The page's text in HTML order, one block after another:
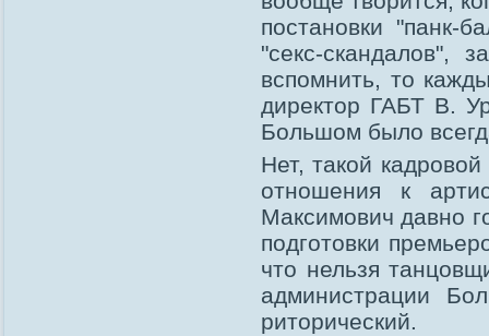
постановки "панк-
"секс-скандалов",
вспомнить, то
директор ГАБТ В.
Большом было
Нет, такой кадровой
отношения к
Максимович давно
подготовки
что нельзя
администрации
риторический.